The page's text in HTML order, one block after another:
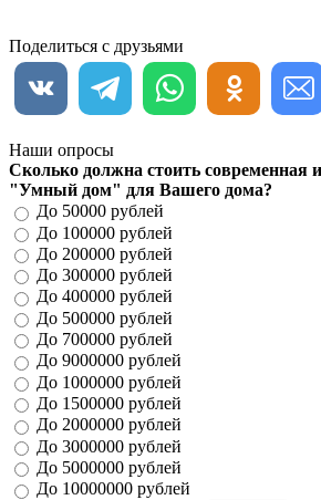
Поделиться с друзьями
Наши опросы
Сколько должна стоить современная
"Умный дом" для Вашего дома?
До 50000 рублей
До 100000 рублей
До 200000 рублей
До 300000 рублей
До 400000 рублей
До 500000 рублей
До 700000 рублей
До 9000000 рублей
До 1000000 рублей
До 1500000 рублей
До 2000000 рублей
До 3000000 рублей
До 5000000 рублей
До 10000000 рублей